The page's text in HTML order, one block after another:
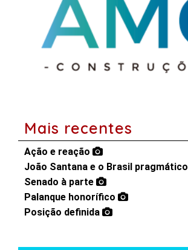
Mais recentes
Ação e reação
João Santana e o Brasil pragmático
Senado à parte
Palanque honorífico
Posição definida